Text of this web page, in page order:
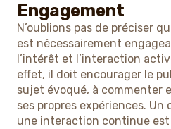
Engagement
N’oublions pas de préciser
est nécessairement
l’intérêt et l’interaction
effet, il doit encourager le
sujet évoqué, à commenter
ses propres expériences.
une interaction continue